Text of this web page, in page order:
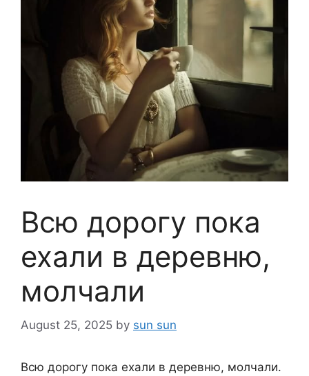
Всю дорогу пока
ехали в деревню,
молчали
August 25, 2025 by sun sun
Всю дорогу пока ехали в деревню, молчали.